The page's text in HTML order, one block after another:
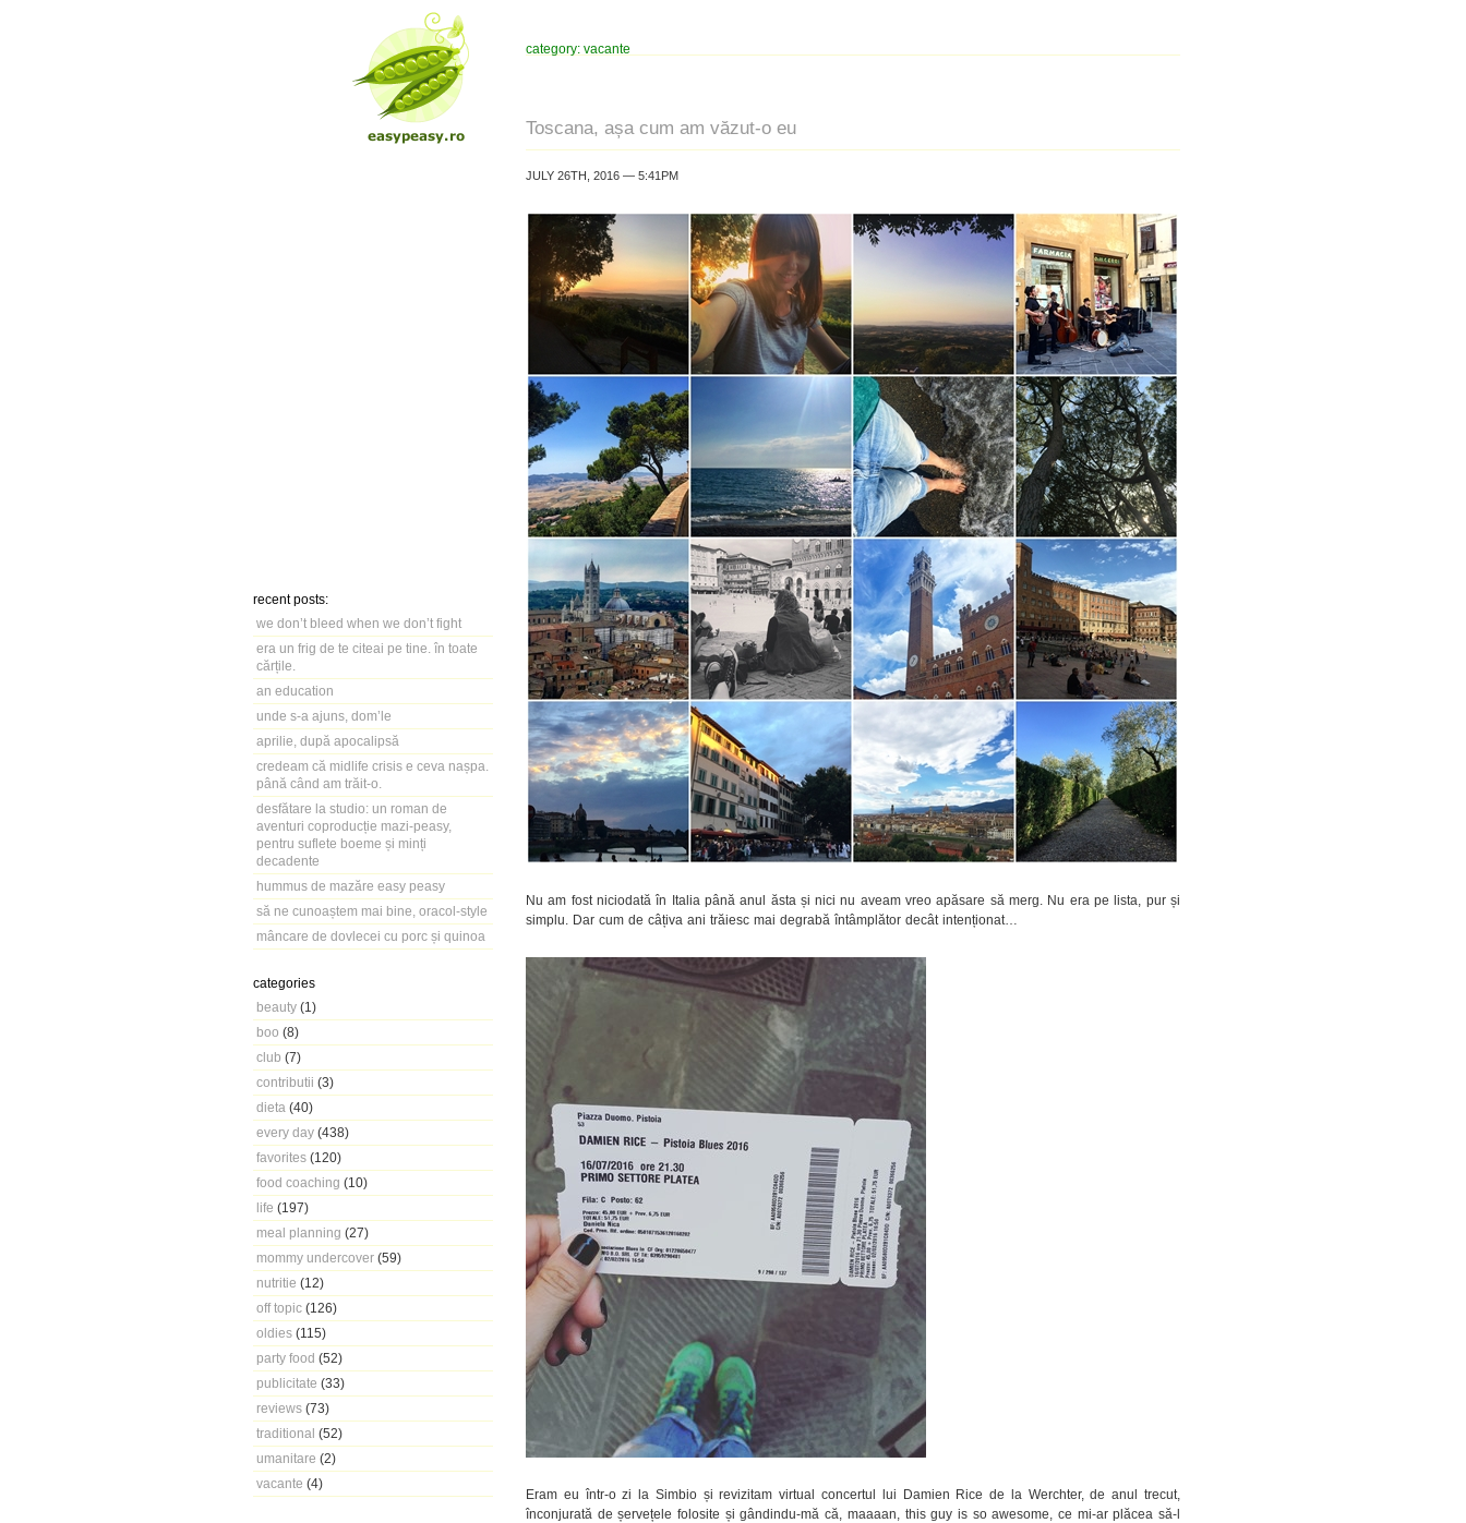
recent posts:
we don’t bleed when we don’t fight
era un frig de te citeai pe tine. în toate
cărțile.
an education
unde s-a ajuns, dom’le
aprilie, după apocalipsă
credeam că midlife crisis e ceva nașpa.
până când am trăit-o.
desfătare la studio: un roman de
aventuri coproducție mazi-peasy,
pentru suflete boeme și minți
decadente
hummus de mazăre easy peasy
să ne cunoaștem mai bine, oracol-style
mâncare de dovlecei cu porc și quinoa
categories
beauty (1)
boo (8)
club (7)
contributii (3)
dieta (40)
every day (438)
favorites (120)
food coaching (10)
life (197)
meal planning (27)
mommy undercover (59)
nutritie (12)
off topic (126)
oldies (115)
party food (52)
publicitate (33)
reviews (73)
traditional (52)
umanitare (2)
vacante (4)
category: vacante
Toscana, așa cum am văzut-o eu
JULY 26TH, 2016 — 5:41PM
Nu am fost niciodată în Italia până anul ăsta și nici nu aveam vreo apăsare să merg. Nu era pe lista, pur și
simplu. Dar cum de câțiva ani trăiesc mai degrabă întâmplător decât intenționat…
Eram eu într-o zi la Simbio și revizitam virtual concertul lui Damien Rice de la Werchter, de anul trecut,
înconjurată de șervețele folosite și gândindu-mă că, maaaan, this guy is so awesome, ce mi-ar plăcea să-l